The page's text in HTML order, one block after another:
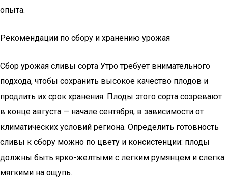
опыта.
Рекомендации по сбору и хранению урожая
Сбор урожая сливы сорта Утро требует внимательного
подхода, чтобы сохранить высокое качество плодов и
продлить их срок хранения. Плоды этого сорта созревают
в конце августа — начале сентября, в зависимости от
климатических условий региона. Определить готовность
сливы к сбору можно по цвету и консистенции: плоды
должны быть ярко-желтыми с легким румянцем и слегка
мягкими на ощупь.